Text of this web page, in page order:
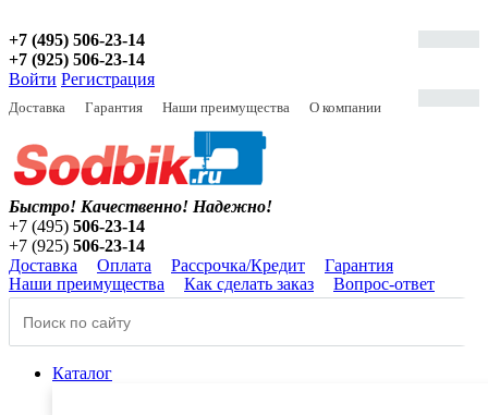
+7 (495) 506-23-14
+7 (925) 506-23-14
Войти Регистрация
Доставка Гарантия Наши преимущества О компании
Быстро! Качественно! Надежно!
+7 (495) 506-23-14
+7 (925) 506-23-14
Доставка
Оплата Рассрочка/Кредит
Гарантия
Наши преимущества
Как сделать заказ Вопрос-ответ
Каталог